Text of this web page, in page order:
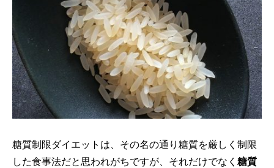
糖質制限ダイエットは、その名の通り糖質を厳しく制限
した食事法だと思われがちですが、それだけでなく 糖質